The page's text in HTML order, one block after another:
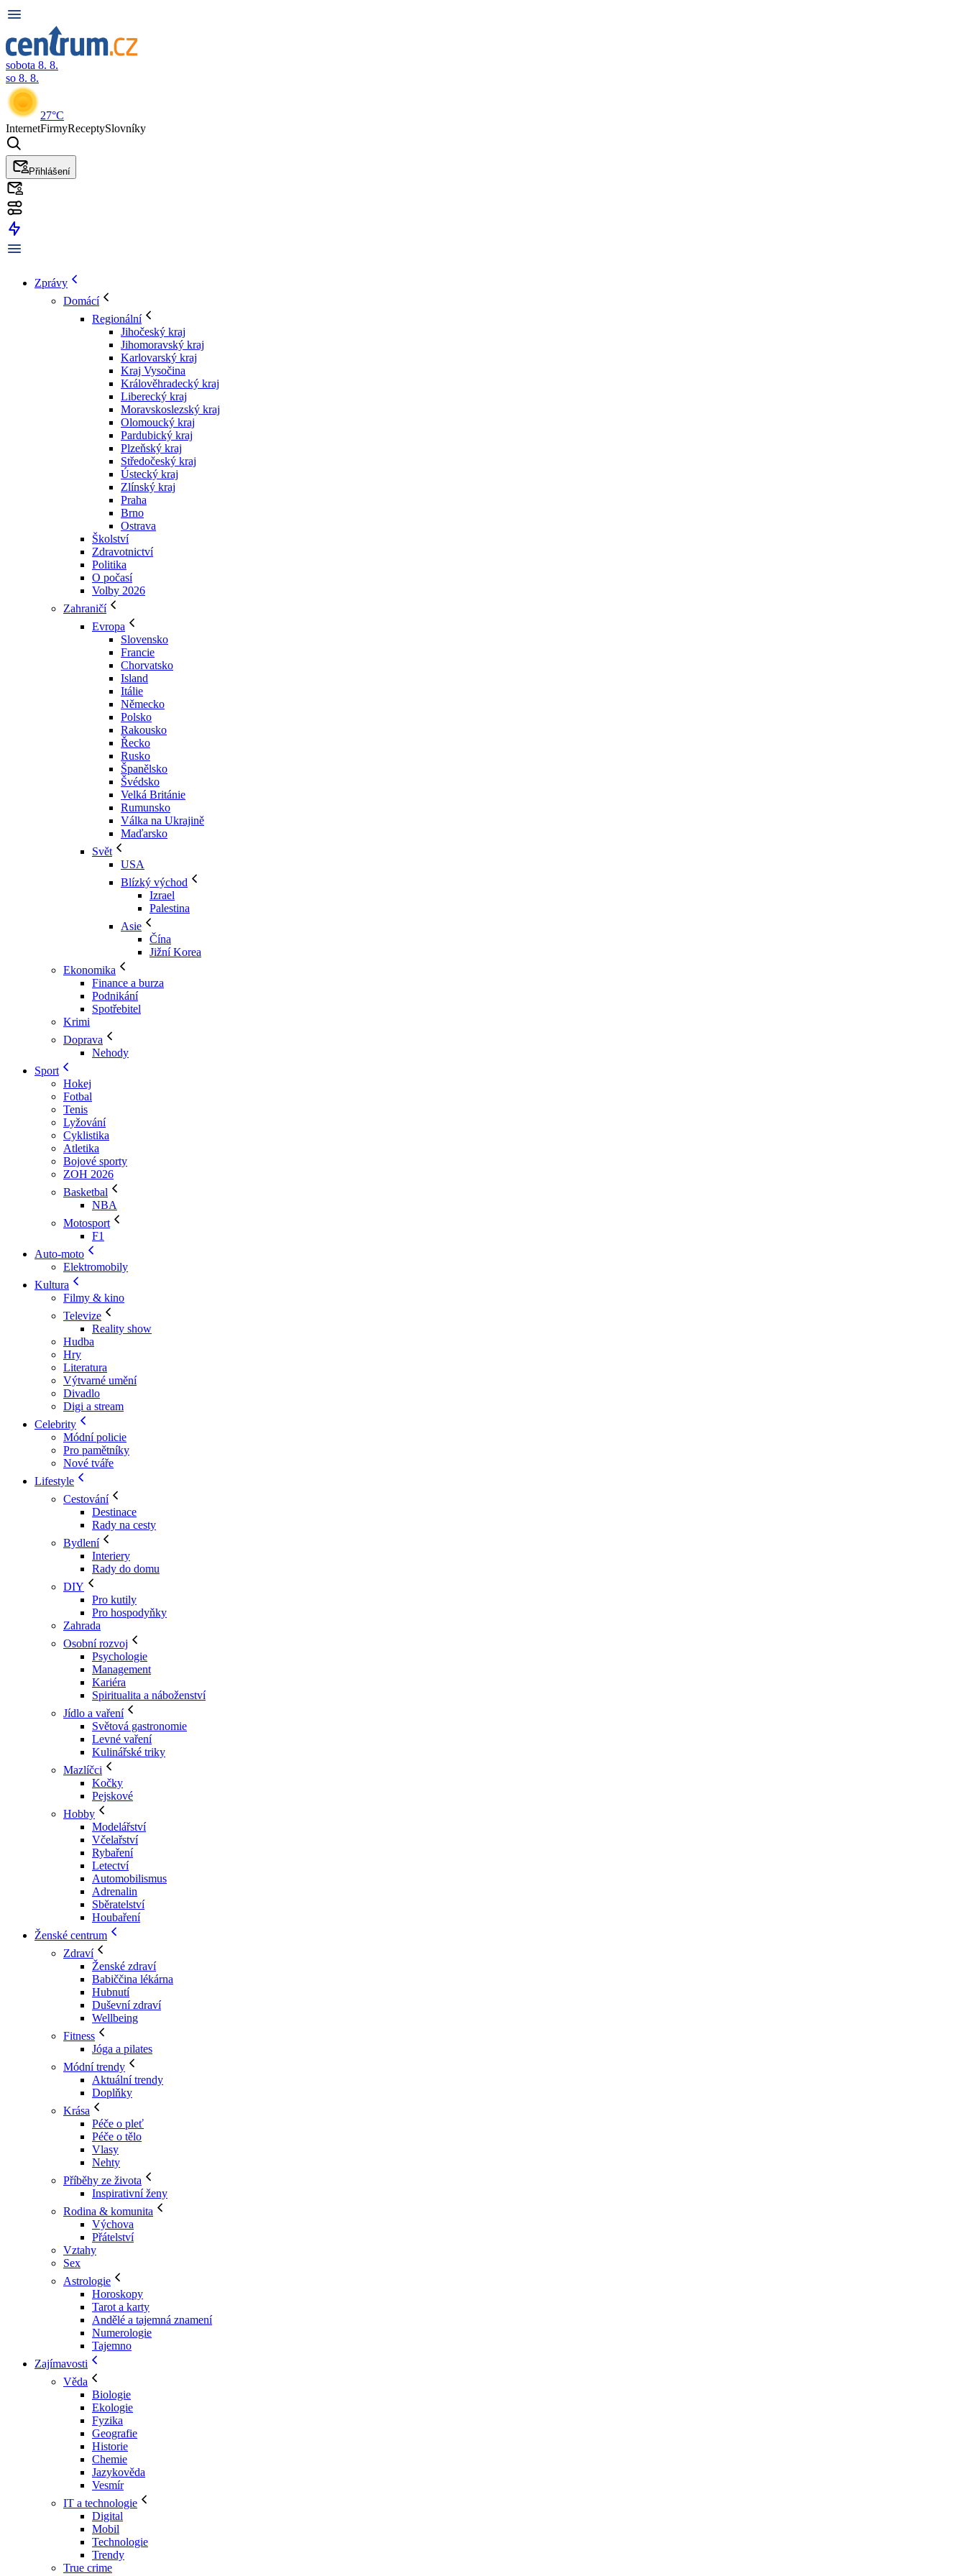
sobota 8. 8.
so 8. 8.
27°C
InternetFirmyReceptySlovníky
Přihlášení
Zprávy
Domácí
Regionální
Jihočeský kraj
Jihomoravský kraj
Karlovarský kraj
Kraj Vysočina
Králověhradecký kraj
Liberecký kraj
Moravskoslezský kraj
Olomoucký kraj
Pardubický kraj
Plzeňský kraj
Středočeský kraj
Ústecký kraj
Zlínský kraj
Praha
Brno
Ostrava
Školství
Zdravotnictví
Politika
O počasí
Volby 2026
Zahraničí
Evropa
Slovensko
Francie
Chorvatsko
Island
Itálie
Německo
Polsko
Rakousko
Řecko
Rusko
Španělsko
Švédsko
Velká Británie
Rumunsko
Válka na Ukrajině
Maďarsko
Svět
USA
Blízký východ
Izrael
Palestina
Asie
Čína
Jižní Korea
Ekonomika
Finance a burza
Podnikání
Spotřebitel
Krimi
Doprava
Nehody
Sport
Hokej
Fotbal
Tenis
Lyžování
Cyklistika
Atletika
Bojové sporty
ZOH 2026
Basketbal
NBA
Motosport
F1
Auto-moto
Elektromobily
Kultura
Filmy & kino
Televize
Reality show
Hudba
Hry
Literatura
Výtvarné umění
Divadlo
Digi a stream
Celebrity
Módní policie
Pro pamětníky
Nové tváře
Lifestyle
Cestování
Destinace
Rady na cesty
Bydlení
Interiery
Rady do domu
DIY
Pro kutily
Pro hospodyňky
Zahrada
Osobní rozvoj
Psychologie
Management
Kariéra
Spiritualita a náboženství
Jídlo a vaření
Světová gastronomie
Levné vaření
Kulinářské triky
Mazlíčci
Kočky
Pejskové
Hobby
Modelářství
Včelařství
Rybaření
Letectví
Automobilismus
Adrenalin
Sběratelství
Houbaření
Ženské centrum
Zdraví
Ženské zdraví
Babiččina lékárna
Hubnutí
Duševní zdraví
Wellbeing
Fitness
Jóga a pilates
Módní trendy
Aktuální trendy
Doplňky
Krása
Péče o pleť
Péče o tělo
Vlasy
Nehty
Příběhy ze života
Inspirativní ženy
Rodina & komunita
Výchova
Přátelství
Vztahy
Sex
Astrologie
Horoskopy
Tarot a karty
Andělé a tajemná znamení
Numerologie
Tajemno
Zajímavosti
Věda
Biologie
Ekologie
Fyzika
Geografie
Historie
Chemie
Jazykověda
Vesmír
IT a technologie
Digital
Mobil
Technologie
Trendy
True crime